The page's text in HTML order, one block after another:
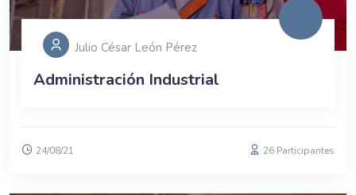
Julio César León Pérez
Administración Industrial
24/08/21 26 Participantes